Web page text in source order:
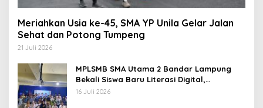
Meriahkan Usia ke-45, SMA YP Unila Gelar Jalan
Sehat dan Potong Tumpeng
21 Juli 2026
MPLSMB SMA Utama 2 Bandar Lampung
Bekali Siswa Baru Literasi Digital,
Jurnalistik, dan Etika Bermedia Sosial
16 Juli 2026